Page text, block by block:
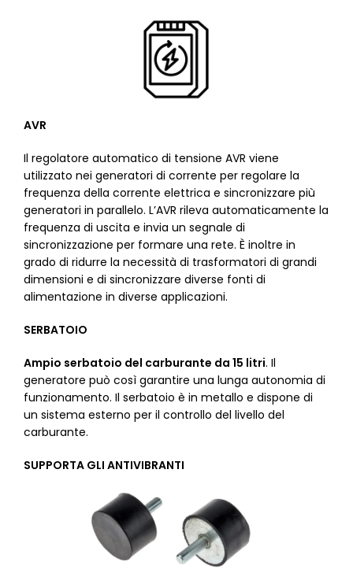
AVR
Il regolatore automatico di tensione AVR viene
utilizzato nei generatori di corrente per regolare la
frequenza della corrente elettrica e sincronizzare più
generatori in parallelo. L’AVR rileva automaticamente la
frequenza di uscita e invia un segnale di
sincronizzazione per formare una rete. È inoltre in
grado di ridurre la necessità di trasformatori di grandi
dimensioni e di sincronizzare diverse fonti di
alimentazione in diverse applicazioni.
SERBATOIO
Ampio serbatoio del carburante da 15 litri. Il
generatore può così garantire una lunga autonomia di
funzionamento. Il serbatoio è in metallo e dispone di
un sistema esterno per il controllo del livello del
carburante.
SUPPORTA GLI ANTIVIBRANTI